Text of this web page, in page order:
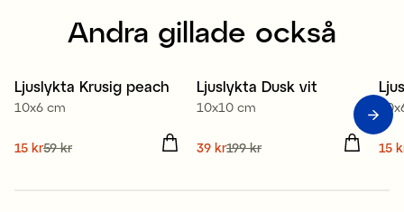
Andra gillade också
Sale
Ljuslykta Krusig peach
10x6 cm
Nuvarande pris
15 kr59 kr
Sale
Ljuslykta Dusk vit
10x10 cm
Nuvarande pris
39 kr199 kr 15